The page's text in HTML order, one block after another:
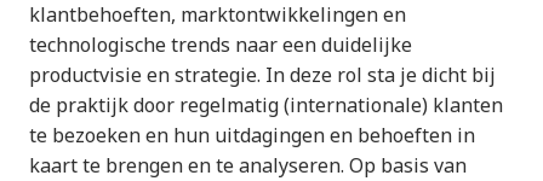
klantbehoeften, marktontwikkelingen en
technologische trends naar een duidelijke
productvisie en strategie. In deze rol sta je dicht bij
de praktijk door regelmatig (internationale) klanten
te bezoeken en hun uitdagingen en behoeften in
kaart te brengen en te analyseren. Op basis van